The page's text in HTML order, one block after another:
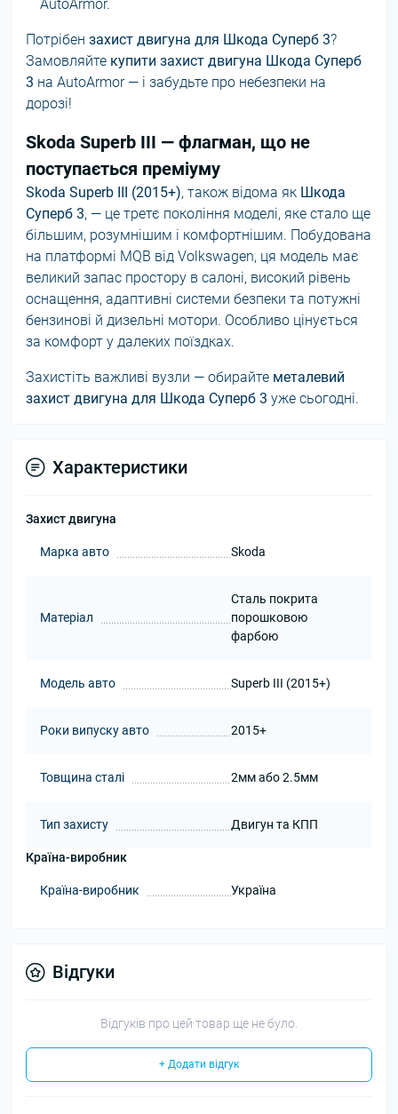
AutoArmor.
Потрібен захист двигуна для Шкода Суперб 3?
Замовляйте купити захист двигуна Шкода Суперб
3 на AutoArmor — і забудьте про небезпеки на
дорозі!
Skoda Superb III — флагман, що не
поступається преміуму
Skoda Superb III (2015+), також відома як Шкода
Суперб 3, — це третє покоління моделі, яке стало ще
більшим, розумнішим і комфортнішим. Побудована
на платформі MQB від Volkswagen, ця модель має
великий запас простору в салоні, високий рівень
оснащення, адаптивні системи безпеки та потужні
бензинові й дизельні мотори. Особливо цінується
за комфорт у далеких поїздках.
Захистіть важливі вузли — обирайте металевий
захист двигуна для Шкода Суперб 3 уже сьогодні.
Характеристики
Захист двигуна
Марка авто Skoda
Матеріал
Сталь покрита
порошковою
фарбою
Модель авто Superb III (2015+)
Роки випуску авто 2015+
Товщина сталі 2мм або 2.5мм
Тип захисту Двигун та КПП
Країна-виробник
Країна-виробник Україна
Відгуки
Відгуків про цей товар ще не було.
+ Додати відгук